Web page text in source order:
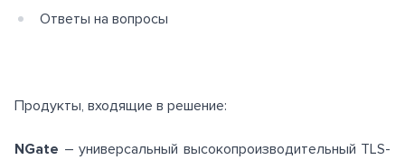
Ответы на вопросы
Продукты, входящие в решение:
NGate – универсальный высокопроизводительный TLS-